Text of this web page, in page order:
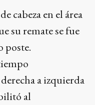
cabeza en el área
su remate se fue
poste.
a izquierda
al